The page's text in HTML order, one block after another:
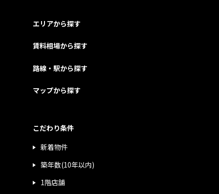
エリアから探す
賃料相場から探す
路線・駅から探す
マップから探す
こだわり条件
新着物件
築年数(10年以内)
1階店舗